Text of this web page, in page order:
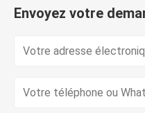
Envoyez votre